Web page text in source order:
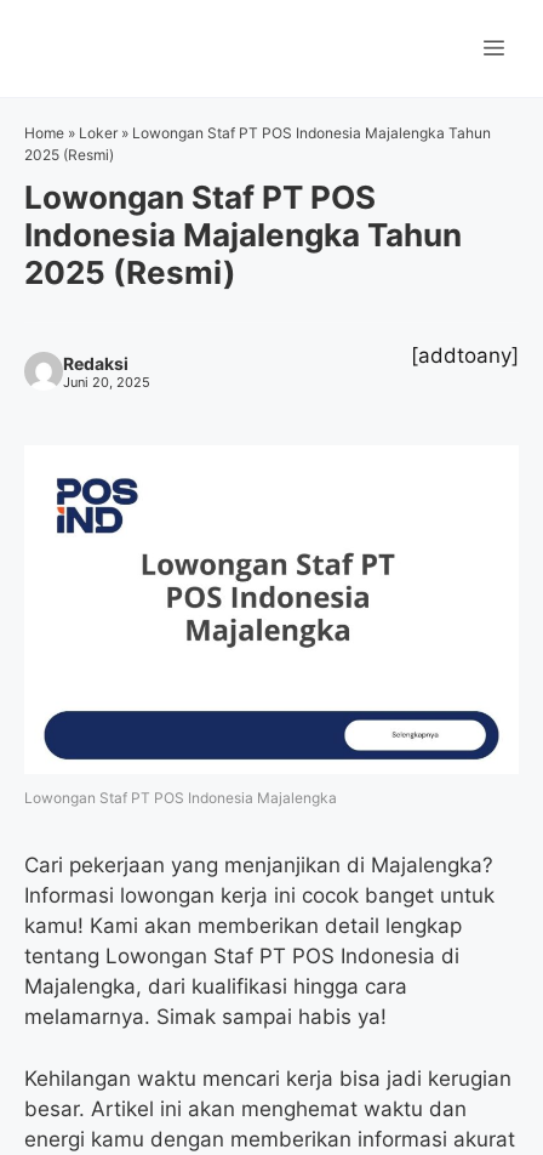
Home » Loker » Lowongan Staf PT POS Indonesia Majalengka Tahun
2025 (Resmi)
Lowongan Staf PT POS
Indonesia Majalengka Tahun
2025 (Resmi)
Redaksi
Juni 20, 2025
[addtoany]
Lowongan Staf PT POS Indonesia Majalengka
Cari pekerjaan yang menjanjikan di Majalengka?
Informasi lowongan kerja ini cocok banget untuk
kamu! Kami akan memberikan detail lengkap
tentang Lowongan Staf PT POS Indonesia di
Majalengka, dari kualifikasi hingga cara
melamarnya. Simak sampai habis ya!
Kehilangan waktu mencari kerja bisa jadi kerugian
besar. Artikel ini akan menghemat waktu dan
energi kamu dengan memberikan informasi akurat